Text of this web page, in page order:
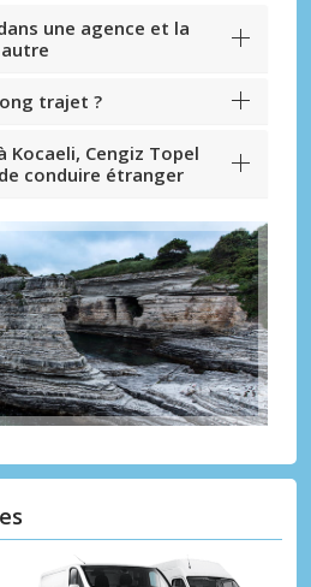
une agence et la
trajet ?
Kocaeli, Cengiz Topel
conduire étranger